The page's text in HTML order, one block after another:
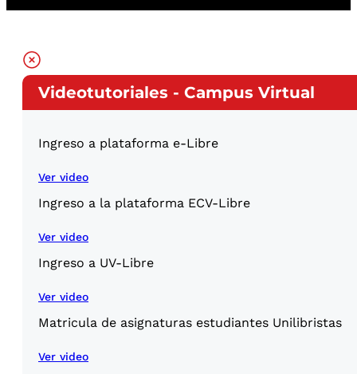
Videotutoriales - Campus Virtual
Ingreso a plataforma e-Libre
Ver video
Ingreso a la plataforma ECV-Libre
Ver video
Ingreso a UV-Libre
Ver video
Matricula de asignaturas estudiantes Unilibristas
Ver video